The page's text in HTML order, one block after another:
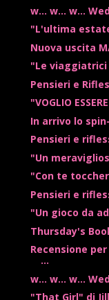
w... w... w...
"L'ultima estate
Nuova uscita
"Le viaggiatrici
Pensieri e
"VOGLIO
In arrivo lo
Pensieri e
"Un
"Con te
Pensieri e
"Un gioco da
Thursday's
Recensione per
...
w... w... w...
"That Girl" di